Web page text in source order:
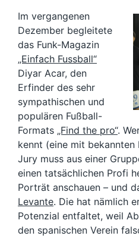
Im vergangenen
Dezember begleitete
das Funk-Magazin
„Einfach Fussball“
Diyar Acar, den
Erfinder des sehr
sympathischen und
populären Fußball-
Formats „Find the pro“.
kennt (eine mit bekannten
Jury muss aus einer
einen tatsächlichen Profi
Porträt anschauen – und
Levante. Die hat nämlich
Potenzial entfaltet, weil
den spanischen Verein